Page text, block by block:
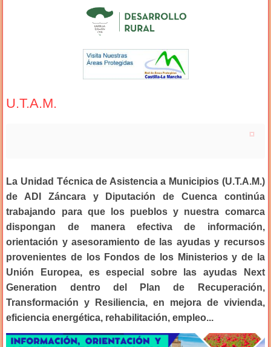
U.T.A.M.
La Unidad Técnica de Asistencia a Municipios (U.T.A.M.)
de ADI Záncara y Diputación de Cuenca continúa
trabajando para que los pueblos y nuestra comarca
dispongan de manera efectiva de información,
orientación y asesoramiento de las ayudas y recursos
provenientes de los Fondos de los Ministerios y de la
Unión Europea, es especial sobre las ayudas Next
Generation dentro del Plan de Recuperación,
Transformación y Resiliencia, en mejora de vivienda,
eficiencia energética, rehabilitación, empleo...